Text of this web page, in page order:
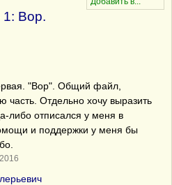
1: Вор.
"Вор". Общий файл,
Отдельно хочу выразить
либо отписался у меня в
и поддержки у меня бы